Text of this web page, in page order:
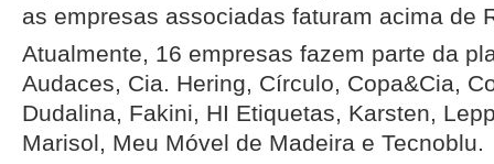
as empresas associadas faturam acima de
Atualmente, 16 empresas fazem parte da
Audaces, Cia. Hering, Círculo, Copa&Cia,
Dudalina, Fakini, HI Etiquetas, Karsten,
Marisol, Meu Móvel de Madeira e Tecnoblu.